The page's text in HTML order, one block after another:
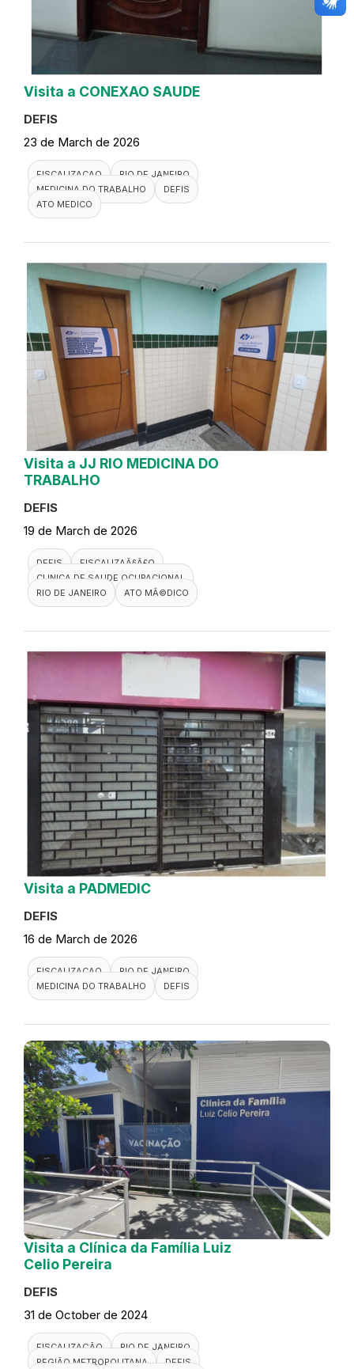
Visita a CONEXAO SAUDE
DEFIS
23 de March de 2026
FISCALIZACAO
RIO DE JANEIRO
MEDICINA DO TRABALHO
DEFIS
ATO MEDICO
Visita a JJ RIO MEDICINA DO
TRABALHO
DEFIS
19 de March de 2026
DEFIS
FISCALIZAÃ§Ã£O
CLINICA DE SAUDE OCUPACIONAL
RIO DE JANEIRO
ATO MÃ©DICO
Visita a PADMEDIC
DEFIS
16 de March de 2026
FISCALIZACAO
RIO DE JANEIRO
MEDICINA DO TRABALHO
DEFIS
Visita a Clínica da Família Luiz
Celio Pereira
DEFIS
31 de October de 2024
FISCALIZAÇÃO
RIO DE JANEIRO
REGIÃO METROPOLITANA
DEFIS